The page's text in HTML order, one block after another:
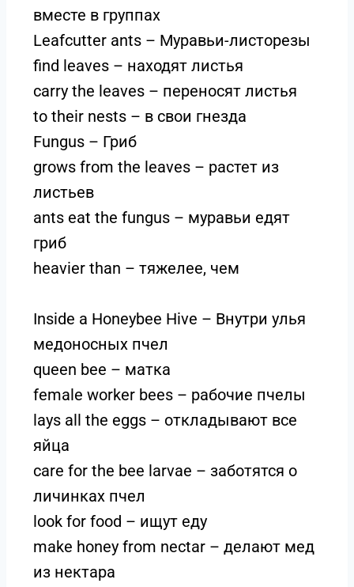
вместе в группах
Leafcutter ants – Муравьи-листорезы
find leaves – находят листья
carry the leaves – переносят листья
to their nests – в свои гнезда
Fungus – Гриб
grows from the leaves – растет из
листьев
ants eat the fungus – муравьи едят
гриб
heavier than – тяжелее, чем
Inside a Honeybee Hive – Внутри улья
медоносных пчел
queen bee – матка
female worker bees – рабочие пчелы
lays all the eggs – откладывают все
яйца
care for the bee larvae – заботятся о
личинках пчел
look for food – ищут еду
make honey from nectar – делают мед
из нектара